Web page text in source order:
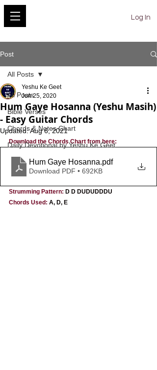
Log In
Post
All Posts
Bible Verses
Chords & Notes Chart
Daily Devotional by Yeshu Ke Geet
All Posts
Hum Gaye Hosanna (Yeshu Masih)
- Easy Guitar Chords
Yeshu Ke Geet
Jun 25, 2020
Updated:Aug 6, 2021
Download the Chords Chart from here:
Hum Gaye Hosanna.pdf
Download PDF • 692KB
Strumming Pattern: D D DUDUDDDU
Chords Used: A, D, E